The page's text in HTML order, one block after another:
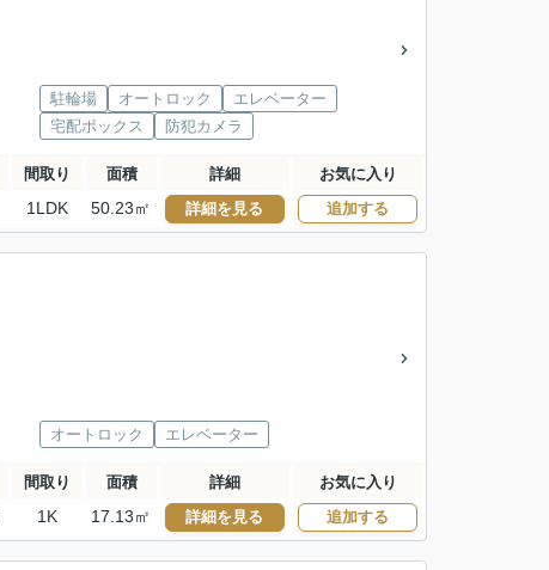
駐輪場 オートロック
エレベーター
宅配ボックス
防犯カメラ
間取り 面積 詳細 お気に入り
1LDK 50.23㎡ 詳細を見る 追加する
オートロック エレベーター
間取り 面積 詳細 お気に入り
1K 17.13㎡ 詳細を見る 追加する